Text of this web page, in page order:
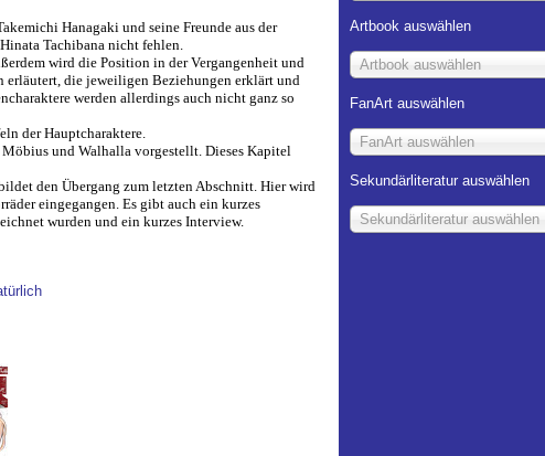
Hanagaki und seine Freunde aus der
Tachibana nicht fehlen.
wird die Position in der Vergangenheit und
erläutert, die jeweiligen Beziehungen erklärt und
werden allerdings auch nicht ganz so
der Hauptcharaktere.
und Walhalla vorgestellt. Dieses Kapitel
den Übergang zum letzten Abschnitt. Hier wird
eingegangen. Es gibt auch ein kurzes
wurden und ein kurzes Interview.
Artbook auswählen
Artbook auswählen
FanArt auswählen
FanArt auswählen
Sekundärliteratur auswählen
Sekundärliteratur auswählen